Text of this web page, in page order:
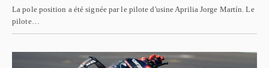
La pole position a été signée par le pilote d'usine Aprilia Jorge Martín. Le
pilote…